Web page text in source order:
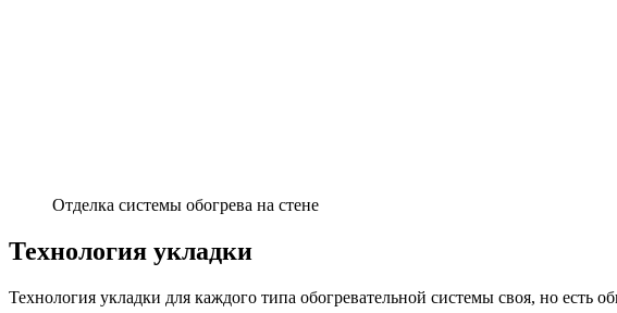
Отделка системы обогрева на стене
Технология укладки
Технология укладки для каждого типа обогревательной системы своя, но есть